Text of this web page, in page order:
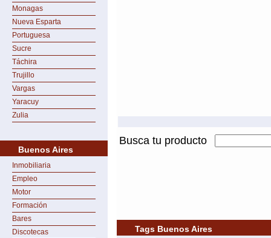
Monagas
Nueva Esparta
Portuguesa
Sucre
Táchira
Trujillo
Vargas
Yaracuy
Zulia
Buenos Aires
Inmobiliaria
Empleo
Motor
Formación
Bares
Discotecas
Busca tu producto
Tags Buenos Aires